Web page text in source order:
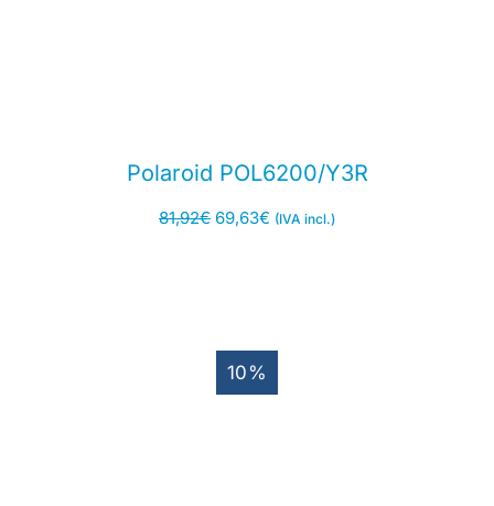
Polaroid POL6200/Y3R
81,92€ 69,63€ (IVA incl.)
10%